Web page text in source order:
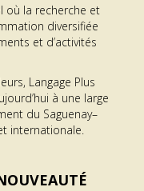
où la recherche et
diversifiée
et d’activités
Langage Plus
à une large
du Saguenay–
internationale.